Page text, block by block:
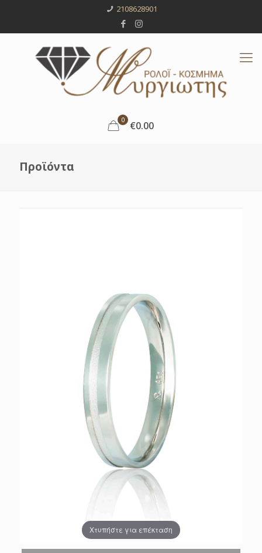
2108628901
0 €0.00
Προϊόντα
Χτυπήστε για επέκταση